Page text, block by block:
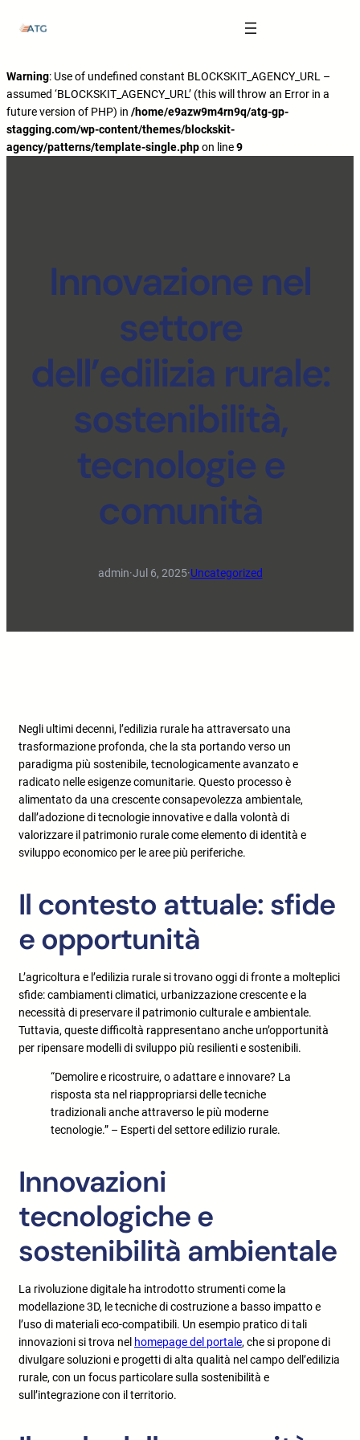
Carbohydrate Mouth Rinse -
https://pubmed.ncbi.nlm.nih.gov/
Journal ISSN -https://jissn.biomedcentral.com/
Best website for selling pharmaceuticals -https://
Exercise Physiology -https://en.wikipedia.org/wiki/Exercise_physiology
Warning: Use of undefined constant BLOCKSKIT_AGENCY_URL –
assumed ‘BLOCKSKIT_AGENCY_URL’ (this will throw an Error in a
future version of PHP) in /home/e9azw9m4rn9q/atg-gp-
stagging.com/wp-content/themes/blockskit-
agency/patterns/template-single.phpon line9
Innovazione nel
settore
dell’edilizia rurale:
sostenibilità,
tecnologie e
comunità
admin·Jul 6, 2025·Uncategorized
Negli ultimi decenni, l’edilizia rurale ha attraversato una
trasformazione profonda, che la sta portando verso un
paradigma più sostenibile, tecnologicamente avanzato e
radicato nelle esigenze comunitarie. Questo processo è
alimentato da una crescente consapevolezza ambientale,
dall’adozione di tecnologie innovative e dalla volontà di
valorizzare il patrimonio rurale come elemento di identità e
sviluppo economico per le aree più periferiche.
Il contesto attuale: sfide
e opportunità
L’agricoltura e l’edilizia rurale si trovano oggi di fronte a molteplici
sfide: cambiamenti climatici, urbanizzazione crescente e la
necessità di preservare il patrimonio culturale e ambientale.
Tuttavia, queste difficoltà rappresentano anche un’opportunità
per ripensare modelli di sviluppo più resilienti e sostenibili.
“Demolire e ricostruire, o adattare e innovare? La
risposta sta nel riappropriarsi delle tecniche
tradizionali anche attraverso le più moderne
tecnologie.” – Esperti del settore edilizio rurale.
Innovazioni
tecnologiche e
sostenibilità ambientale
La rivoluzione digitale ha introdotto strumenti come la
modellazione 3D, le tecniche di costruzione a basso impatto e
l’uso di materiali eco-compatibili. Un esempio pratico di tali
innovazioni si trova nel homepage del portale, che si propone di
divulgare soluzioni e progetti di alta qualità nel campo dell’edilizia
rurale, con un focus particolare sulla sostenibilità e
sull’integrazione con il territorio.